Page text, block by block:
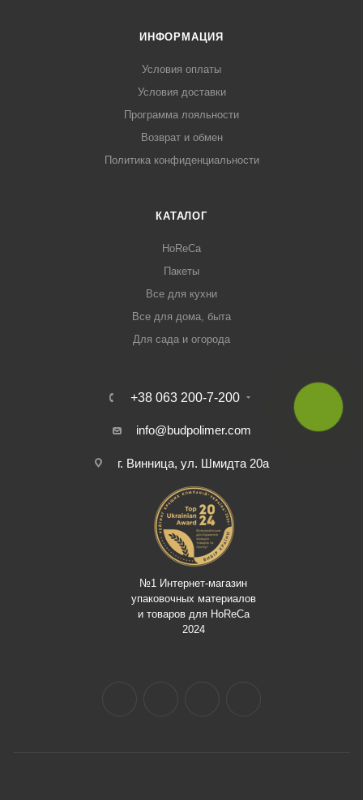
ИНФОРМАЦИЯ
Условия оплаты
Условия доставки
Программа лояльности
Возврат и обмен
Политика конфиденциальности
КАТАЛОГ
HoReCa
Пакеты
Все для кухни
Все для дома, быта
Для сада и огорода
+38 063 200-7-200
info@budpolimer.com
г. Винница, ул. Шмидта 20а
№1 Интернет-магазин
упаковочных материалов
и товаров для HoReCa
2024